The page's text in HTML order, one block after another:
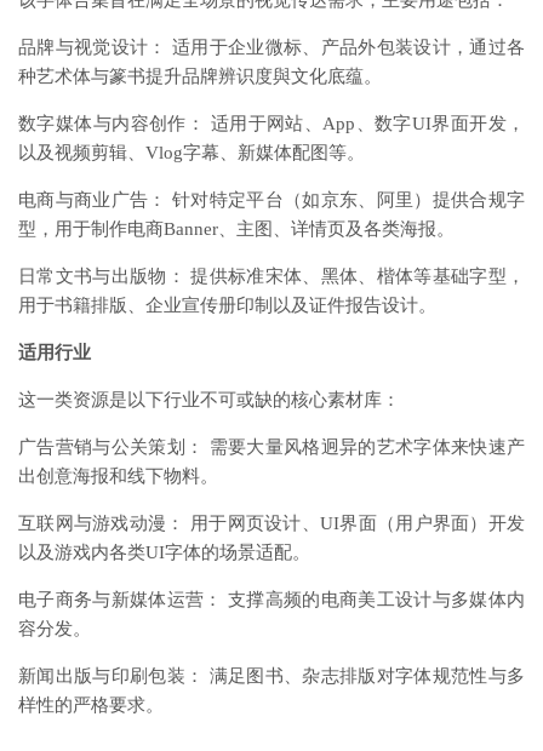
品牌与视觉设计： 适用于企业微标、产品外包装设计，通过各
种艺术体与篆书提升品牌辨识度與文化底蕴。
数字媒体与内容创作： 适用于网站、App、数字UI界面开发，
以及视频剪辑、Vlog字幕、新媒体配图等。
电商与商业广告： 针对特定平台（如京东、阿里）提供合规字
型，用于制作电商Banner、主图、详情页及各类海报。
日常文书与出版物： 提供标准宋体、黑体、楷体等基础字型，
用于书籍排版、企业宣传册印制以及证件报告设计。
适用行业
这一类资源是以下行业不可或缺的核心素材库：
广告营销与公关策划： 需要大量风格迥异的艺术字体来快速产
出创意海报和线下物料。
互联网与游戏动漫： 用于网页设计、UI界面（用户界面）开发
以及游戏内各类UI字体的场景适配。
电子商务与新媒体运营： 支撑高频的电商美工设计与多媒体内
容分发。
新闻出版与印刷包装： 满足图书、杂志排版对字体规范性与多
样性的严格要求。